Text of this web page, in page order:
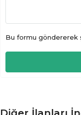
Bu formu göndererek